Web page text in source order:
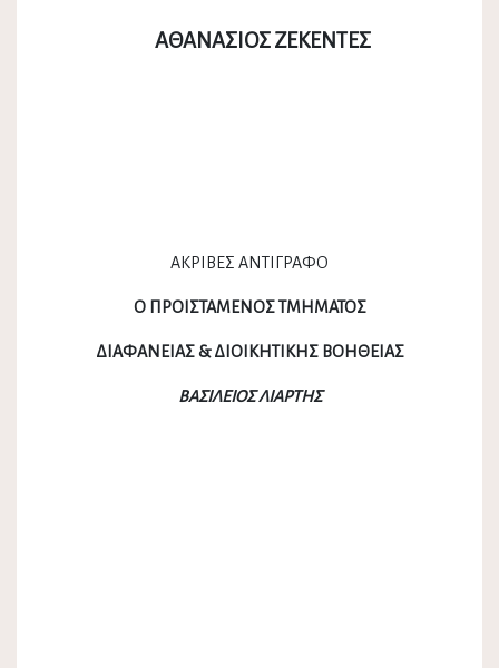
ΑΘΑΝΑΣΙΟΣ ΖΕΚΕΝΤΕΣ
ΑΚΡΙΒΕΣ ΑΝΤΙΓΡΑΦΟ
Ο ΠΡΟΙΣΤΑΜΕΝΟΣ ΤΜΗΜΑΤΟΣ
ΔΙΑΦΑΝΕΙΑΣ & ΔΙΟΙΚΗΤΙΚΗΣ ΒΟΗΘΕΙΑΣ
ΒΑΣΙΛΕΙΟΣ ΛΙΑΡΤΗΣ